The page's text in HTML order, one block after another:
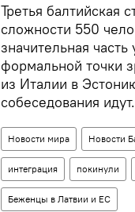
Третья балтийская
сложности 550
значительная
формальной точки
из Италии в
собеседования идут.
Новости мира Новости
интеграция покинули
Беженцы в Латвии и ЕС